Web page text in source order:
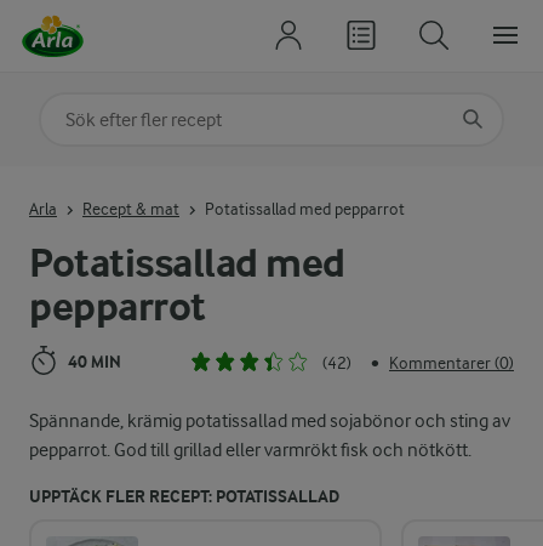
Potatissallad med
pepparrot
40 MIN (42) • Kommentarer (0)
Spännande, krämig potatissallad med sojabönor och sting av
pepparrot. God till grillad eller varmrökt fisk och nötkött.
UPPTÄCK FLER RECEPT: POTATISSALLAD
Arla Recept & mat Potatissallad med pepparrot
Sök på kategori eller ingrediens